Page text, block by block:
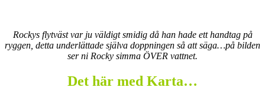
Rockys flytväst var ju väldigt smidig då han hade ett handtag på
ryggen, detta underlättade själva doppningen så att säga…på bilden
ser ni Rocky simma ÖVER vattnet.
Det här med Karta…